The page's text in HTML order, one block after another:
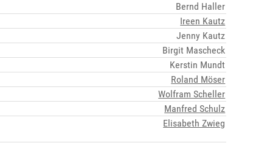
Bernd Haller
Ireen Kautz
Jenny Kautz
Birgit Mascheck
Kerstin Mundt
Roland Möser
Wolfram Scheller
Manfred Schulz
Elisabeth Zwieg